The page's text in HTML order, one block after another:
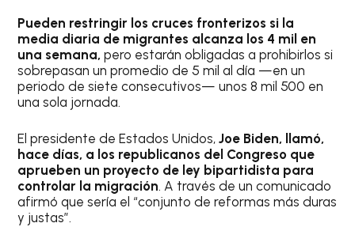
Pueden restringir los cruces fronterizos si la
media diaria de migrantes alcanza los 4 mil en
una semana,pero estarán obligadas a prohibirlos si
sobrepasan un promedio de 5 mil al día —en un
periodo de siete consecutivos— unos 8 mil 500 en
una sola jornada.
El presidente de Estados Unidos,Joe Biden, llamó,
hace días, a los republicanos del Congreso que
aprueben un proyecto de ley bipartidista para
controlar la migración. A través de un comunicado
afirmó que sería el “conjunto de reformas más duras
y justas”.